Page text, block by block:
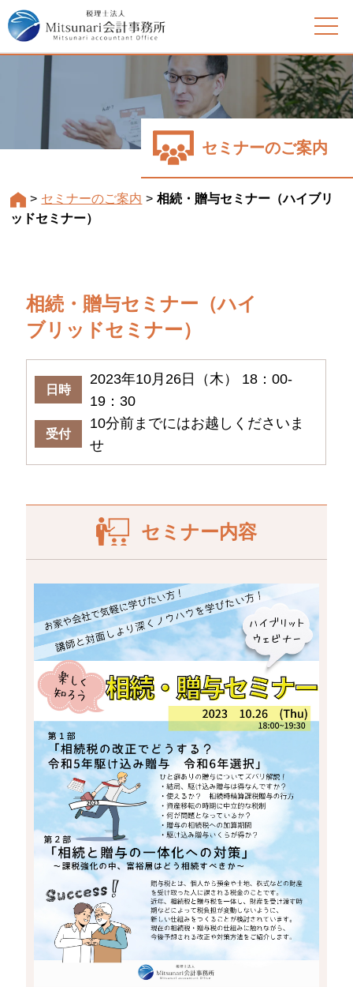
> セミナーのご案内 > 相続・贈与セミナー（ハイブリ
ッドセミナー）
セミナーのご案内
相続・贈与セミナー（ハイ
ブリッドセミナー）
日時
2023年10月26日（木） 18：00-
19：30
受付
10分前までにはお越しくださいま
せ
セミナー内容